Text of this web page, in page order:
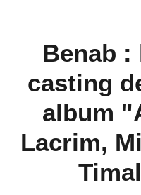
Benab
casting
album
Lacrim,